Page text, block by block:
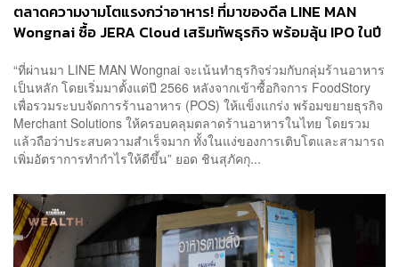
ตลาดความงามโตแรงกว่าอาหาร! ที่มาของดีล LINE MAN
Wongnai ซื้อ JERA Cloud เสริมทัพธุรกิจ พร้อมลุ้น IPO ในปี
“ที่ผ่านมา LINE MAN Wongnai จะเน้นทำธุรกิจร่วมกับกลุ่มร้านอาหาร
เป็นหลัก โดยเริ่มมาตั้งแต่ปี 2566 หลังจากเข้าซื้อกิจการ FoodStory
เพื่อรวมระบบจัดการร้านอาหาร (POS) ให้แข็งแกร่ง พร้อมขยายธุรกิจ
Merchant Solutions ให้ครอบคลุมตลาดร้านอาหารในไทย โดยรวม
แล้วถือว่าประสบความสำเร็จมาก ทั้งในแง่ของการเติบโตและสามารถ
เพิ่มอัตราการทำกำไรให้ดีขึ้น” ยอด ชินสุภัคกุ...